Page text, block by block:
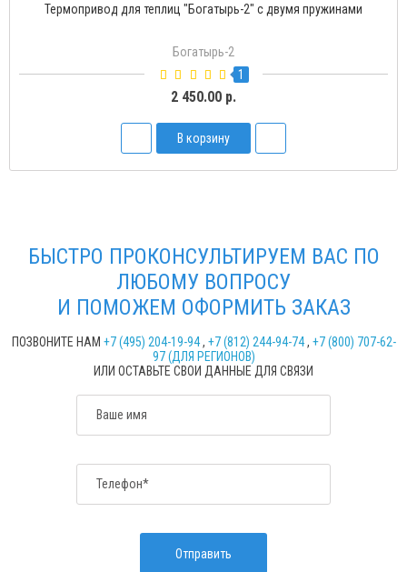
Термопривод для теплиц "Богатырь-2" с двумя пружинами
Богатырь-2
1
2 450.00 р.
В корзину
БЫСТРО ПРОКОНСУЛЬТИРУЕМ ВАС ПО
ЛЮБОМУ ВОПРОСУ
И ПОМОЖЕМ ОФОРМИТЬ ЗАКАЗ
ПОЗВОНИТЕ НАМ +7 (495) 204-19-94, +7 (812) 244-94-74, +7 (800) 707-62-
97 (ДЛЯ РЕГИОНОВ)
ИЛИ ОСТАВЬТЕ СВОИ ДАННЫЕ ДЛЯ СВЯЗИ
Ваше имя
Телефон*
Отправить